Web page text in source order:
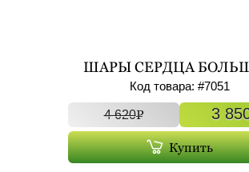
ШАРЫ СЕРДЦА
ФОЛЬГИРОВАННЫЕ С
7ШТ АРТ. 7051
Код товара: #7051
4 620P 3
Купить